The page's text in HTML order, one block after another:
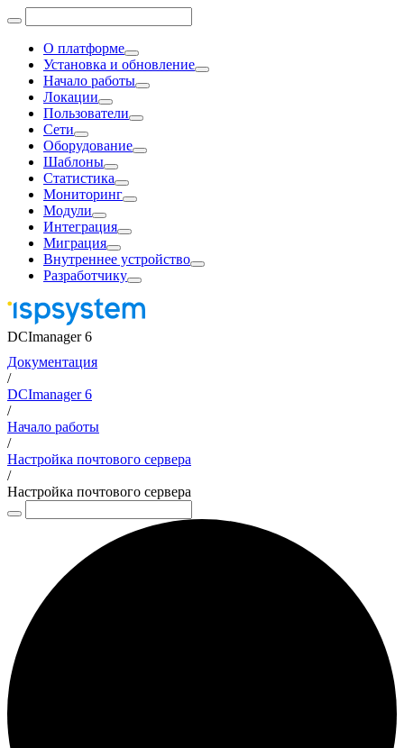
О платформе
Установка и обновление
Начало работы
Локации
Пользователи
Сети
Оборудование
Шаблоны
Статистика
Мониторинг
Модули
Интеграция
Миграция
Внутреннее устройство
Разработчику
DCImanager 6
Документация
/
DCImanager 6
/
Начало работы
/
Настройка почтового сервера
/
Настройка почтового сервера